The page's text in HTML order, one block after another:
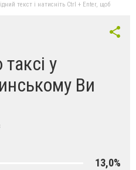
текст і натисніть Ctrl + Enter, щоб
у
Ви
13,0%